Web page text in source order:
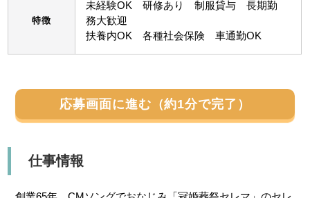
特徴
未経験OK 研修あり 制服貸与 長期勤
務大歓迎
扶養内OK 各種社会保険 車通勤OK
応募画面に進む（約1分で完了）
仕事情報